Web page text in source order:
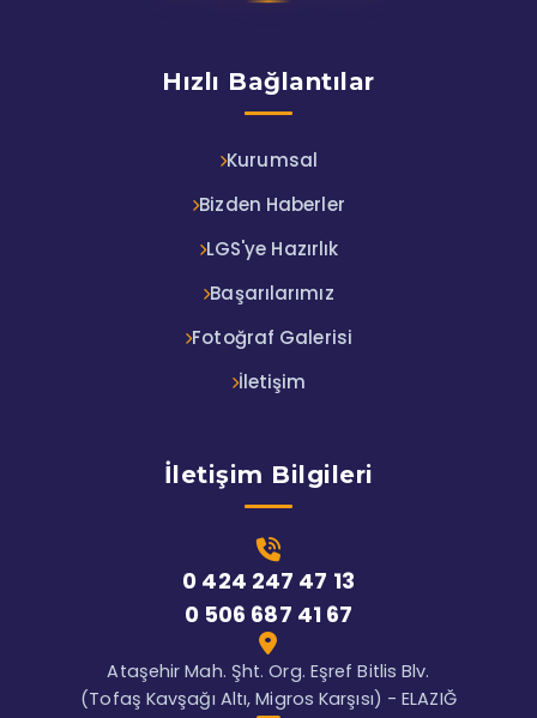
Hızlı Bağlantılar
Kurumsal
Bizden Haberler
LGS'ye Hazırlık
Başarılarımız
Fotoğraf Galerisi
İletişim
İletişim Bilgileri
0 424 247 47 13
0 506 687 41 67
Ataşehir Mah. Şht. Org. Eşref Bitlis Blv.
(Tofaş Kavşağı Altı, Migros Karşısı) - ELAZIĞ